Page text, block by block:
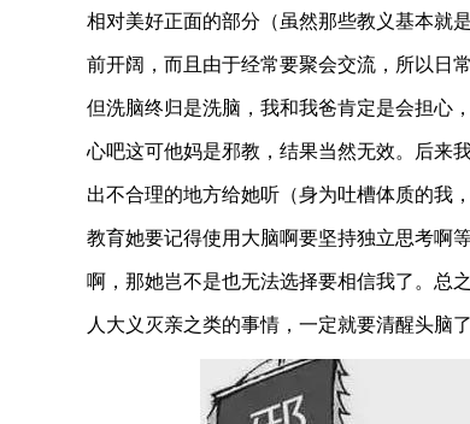
相对美好正面的部分（虽然那些教义基本就
前开阔，而且由于经常要聚会交流，所以日
但洗脑终归是洗脑，我和我爸肯定是会担心
心吧这可他妈是邪教，结果当然无效。后来
出不合理的地方给她听（身为吐槽体质的我
教育她要记得使用大脑啊要坚持独立思考啊
啊，那她岂不是也无法选择要相信我了。总
人大义灭亲之类的事情，一定就要清醒头脑了